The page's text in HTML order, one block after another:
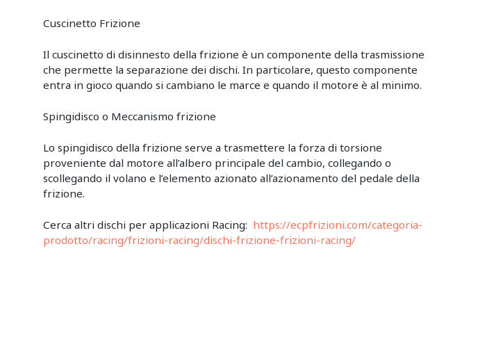
Cuscinetto Frizione
Il cuscinetto di disinnesto della frizione è un componente della trasmissione
che permette la separazione dei dischi. In particolare, questo componente
entra in gioco quando si cambiano le marce e quando il motore è al minimo.
Spingidisco o Meccanismo frizione
Lo spingidisco della frizione serve a trasmettere la forza di torsione
proveniente dal motore all’albero principale del cambio, collegando o
scollegando il volano e l’elemento azionato all’azionamento del pedale della
frizione.
Cerca altri dischi per applicazioni Racing: https://ecpfrizioni.com/categoria-
prodotto/racing/frizioni-racing/dischi-frizione-frizioni-racing/